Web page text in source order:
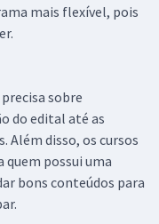
mais flexível, pois
sobre
do edital até as
Além disso, os cursos
quem possui uma
bons conteúdos para